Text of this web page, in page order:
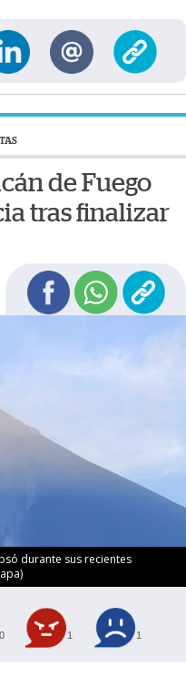
de Fuego
tras finalizar
durante sus recientes
0 1 1